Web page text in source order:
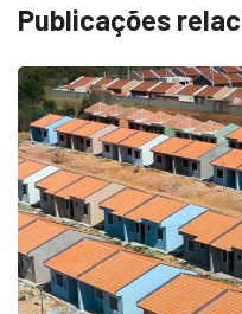
Publicações